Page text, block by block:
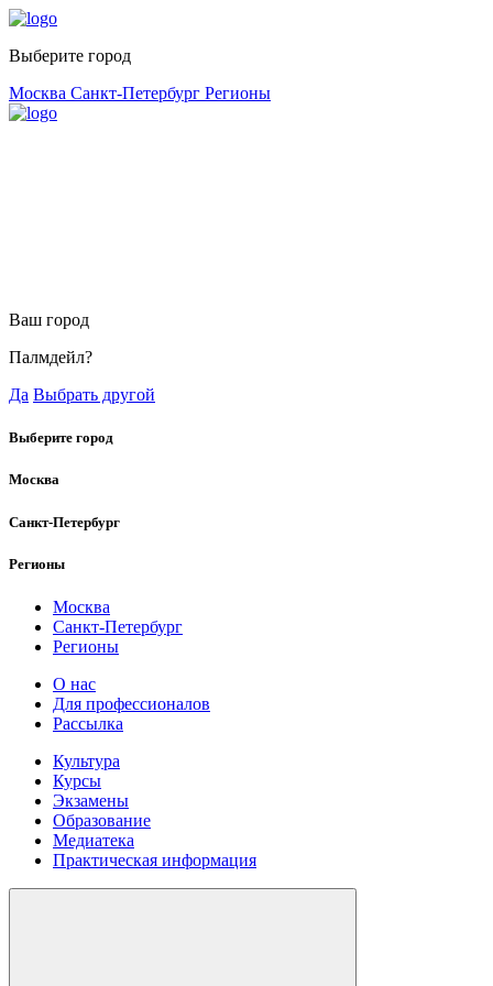
Выберите город
Москва Санкт-Петербург Регионы
Ваш город
Палмдейл?
Да Выбрать другой
Выберите город
Москва
Санкт-Петербург
Регионы
Москва
Санкт-Петербург
Регионы
О нас
Для профессионалов
Рассылка
Культура
Курсы
Экзамены
Образование
Медиатека
Практическая информация